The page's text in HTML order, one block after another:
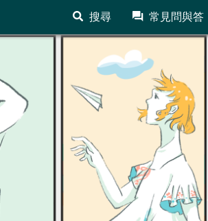
搜尋 常見問與答